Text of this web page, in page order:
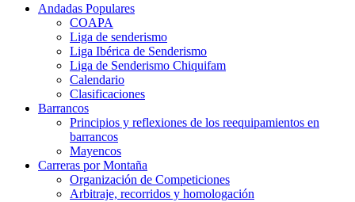
Andadas Populares
COAPA
Liga de senderismo
Liga Ibérica de Senderismo
Liga de Senderismo Chiquifam
Calendario
Clasificaciones
Barrancos
Principios y reflexiones de los reequipamientos en
barrancos
Mayencos
Carreras por Montaña
Organización de Competiciones
Arbitraje, recorridos y homologación